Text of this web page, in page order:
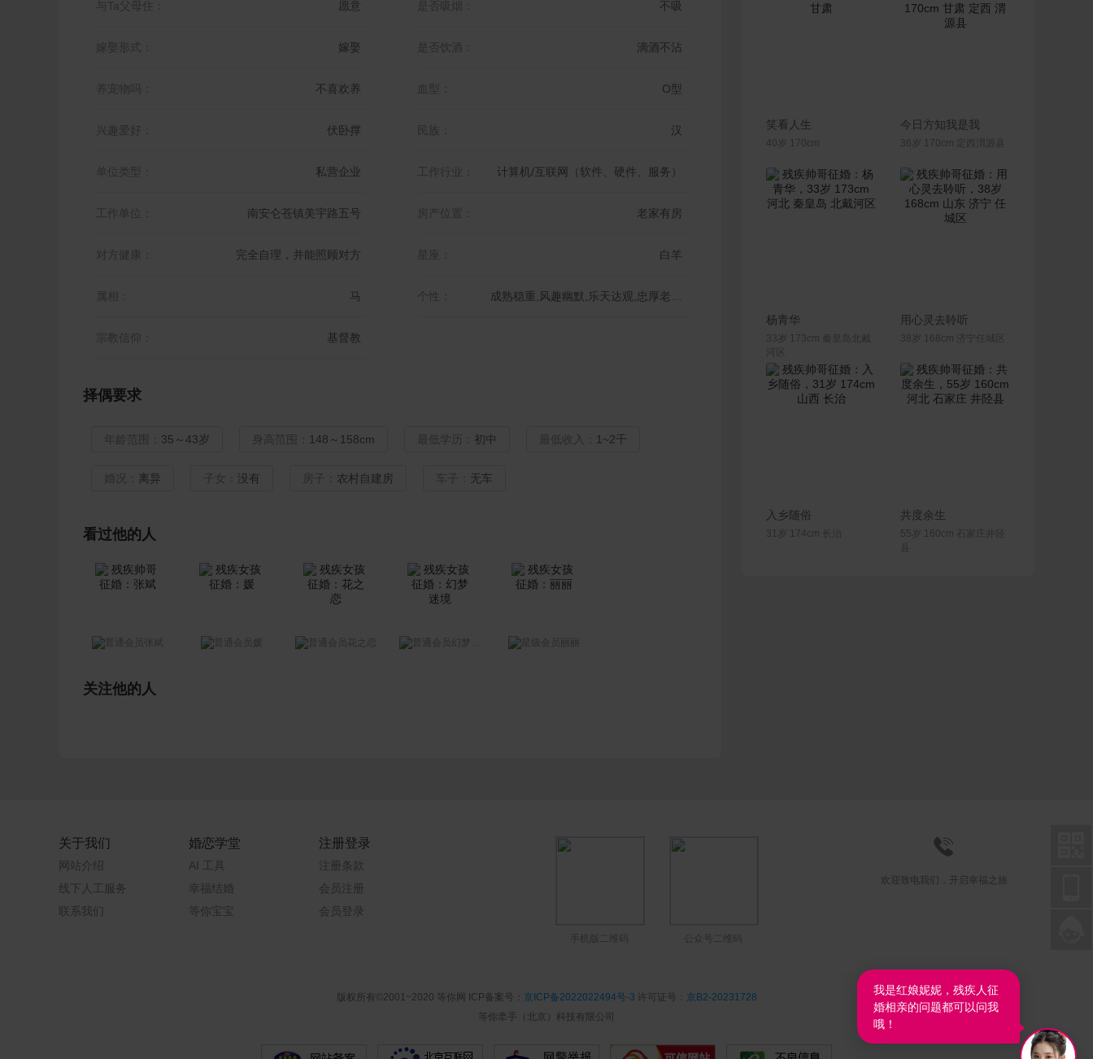
与Ta父母住： 愿意 是否吸烟： 不吸
嫁娶形式： 嫁娶 是否饮酒： 滴酒不沾
养宠物吗： 不喜欢养 血型： O型
兴趣爱好： 伏卧撑 民族： 汉
单位类型： 私营企业 工作行业： 计算机/互联网（软件、硬件、服务）
工作单位： 南安仑苍镇美宇路五号 房产位置： 老家有房
对方健康： 完全自理，并能照顾对方 星座： 白羊
属相： 马 个性：
宗教信仰： 基督教
择偶要求
年龄范围： 35～43岁 身高范围： 148～158cm 最低学历： 初中 最低收入： 1~2千
婚况： 离异 子女： 没有 房子： 农村自建房 车子： 无车
看过他的人
张斌 媛 花之恋 幻梦迷境
关注他的人
联系Ta
笑看人生
40岁 170cm
联系Ta
今日方知我是我
36岁 170cm 定西渭源县
杨青华
33岁 173cm 秦皇岛北戴
河区
联系Ta
用心灵去聆听
38岁 168cm 济宁任城区
联系Ta
入乡随俗
31岁 174cm 长治
联系Ta
共度余生
55岁 160cm 石家庄井陉
关于我们
网站介绍
线下人工服务
联系我们
婚恋学堂
AI 工具
幸福结婚
等你宝宝
注册登录
注册条款
会员注册
会员登录
手机版二维码 公众号二维码

欢迎致电我们，开启幸福之旅
版权所有©2001~2020 等你网 ICP备案号： 京ICP备2022022494号-3 许可证号：
京B2-20231728
等你牵手（北京）科技有限公司
我是红娘妮妮，残疾人征
婚相亲的问题都可以问我